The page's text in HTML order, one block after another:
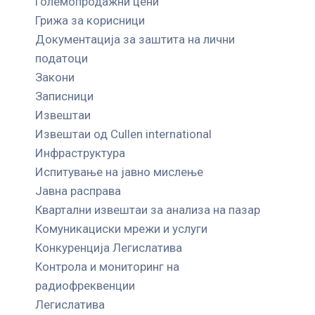
Грижа за корисници
Документација за заштита на лични
податоци
Закони
Записници
Извештаи
Извештаи од Cullen international
Инфраструктура
Испитување на јавно мислење
Јавна расправа
Квартални извештаи за анализа на пазар
Комуникациски мрежи и услуги
Конкуренција Легислатива
Контрола и мониторинг на
радиофреквенции
Легислатива